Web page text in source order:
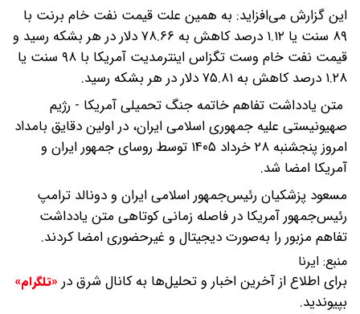
این گزارش می‌افزاید: به همین علت قیمت نفت خام برنت با
۸۹ سنت یا ۱.۱۲ درصد کاهش به ۷۸.۶۶ دلار در هر بشکه رسید و
قیمت نفت خام وست تگزاس اینترمدیت آمریکا با ۹۸ سنت یا
۱.۲۸ درصد کاهش به ۷۵.۸۱ دلار در هر بشکه رسید.
متن یادداشت تفاهم خاتمه جنگ تحمیلی آمریکا - رژیم
صهیونیستی علیه جمهوری اسلامی ایران، در اولین دقایق بامداد
امروز پنجشنبه ۲۸ خرداد ۱۴۰۵ توسط روسای جمهور ایران و
آمریکا امضا شد.
مسعود پزشکیان رئیس‌جمهور اسلامی ایران و دونالد ترامپ
رئیس‌جمهور آمریکا در فاصله زمانی کوتاهی متن یادداشت
تفاهم مزبور را به‌صورت دیجیتال و غیرحضوری امضا کردند.
منبع: ایرنا
برای اطلاع از آخرین اخبار و تحلیل‌ها به کانال شرق در «تلگرام»
بپیوندید.